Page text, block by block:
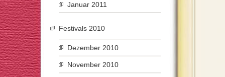
Januar 2011
Festivals 2010
Dezember 2010
November 2010